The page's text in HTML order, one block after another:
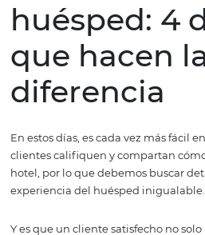
huésped:
que
diferencia